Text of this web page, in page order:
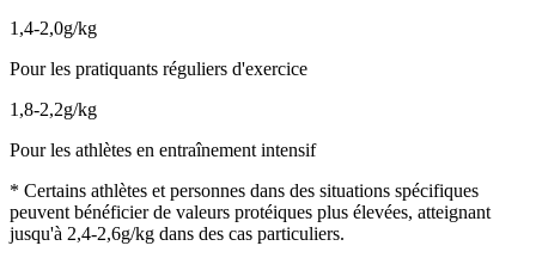
1,4-2,0g/kg
Pour les pratiquants réguliers d'exercice
1,8-2,2g/kg
Pour les athlètes en entraînement intensif
* Certains athlètes et personnes dans des situations spécifiques
peuvent bénéficier de valeurs protéiques plus élevées, atteignant
jusqu'à 2,4-2,6g/kg dans des cas particuliers.